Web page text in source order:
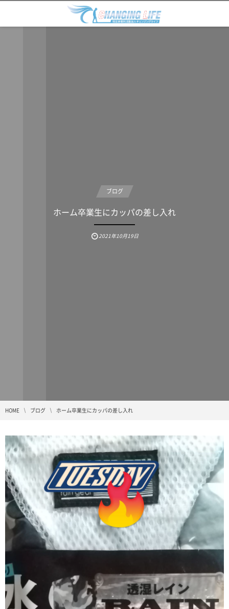
ブログ
ホーム卒業生にカッパの差し入れ
2021年10月19日
HOME ブログ ホーム卒業生にカッパの差し入れ